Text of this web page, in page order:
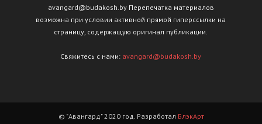
avangard@budakosh.by Перепечатка материалов
возможна при условии активной прямой гиперссылки на
страницу, содержащую оригинал публикации.
Свяжитесь с нами: avangard@budakosh.by
© "Авангард" 2020 год. Разработал БлэкАрт